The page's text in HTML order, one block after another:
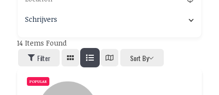
Schrijvers
14 Items Found
Filter Sort By
POPULAR